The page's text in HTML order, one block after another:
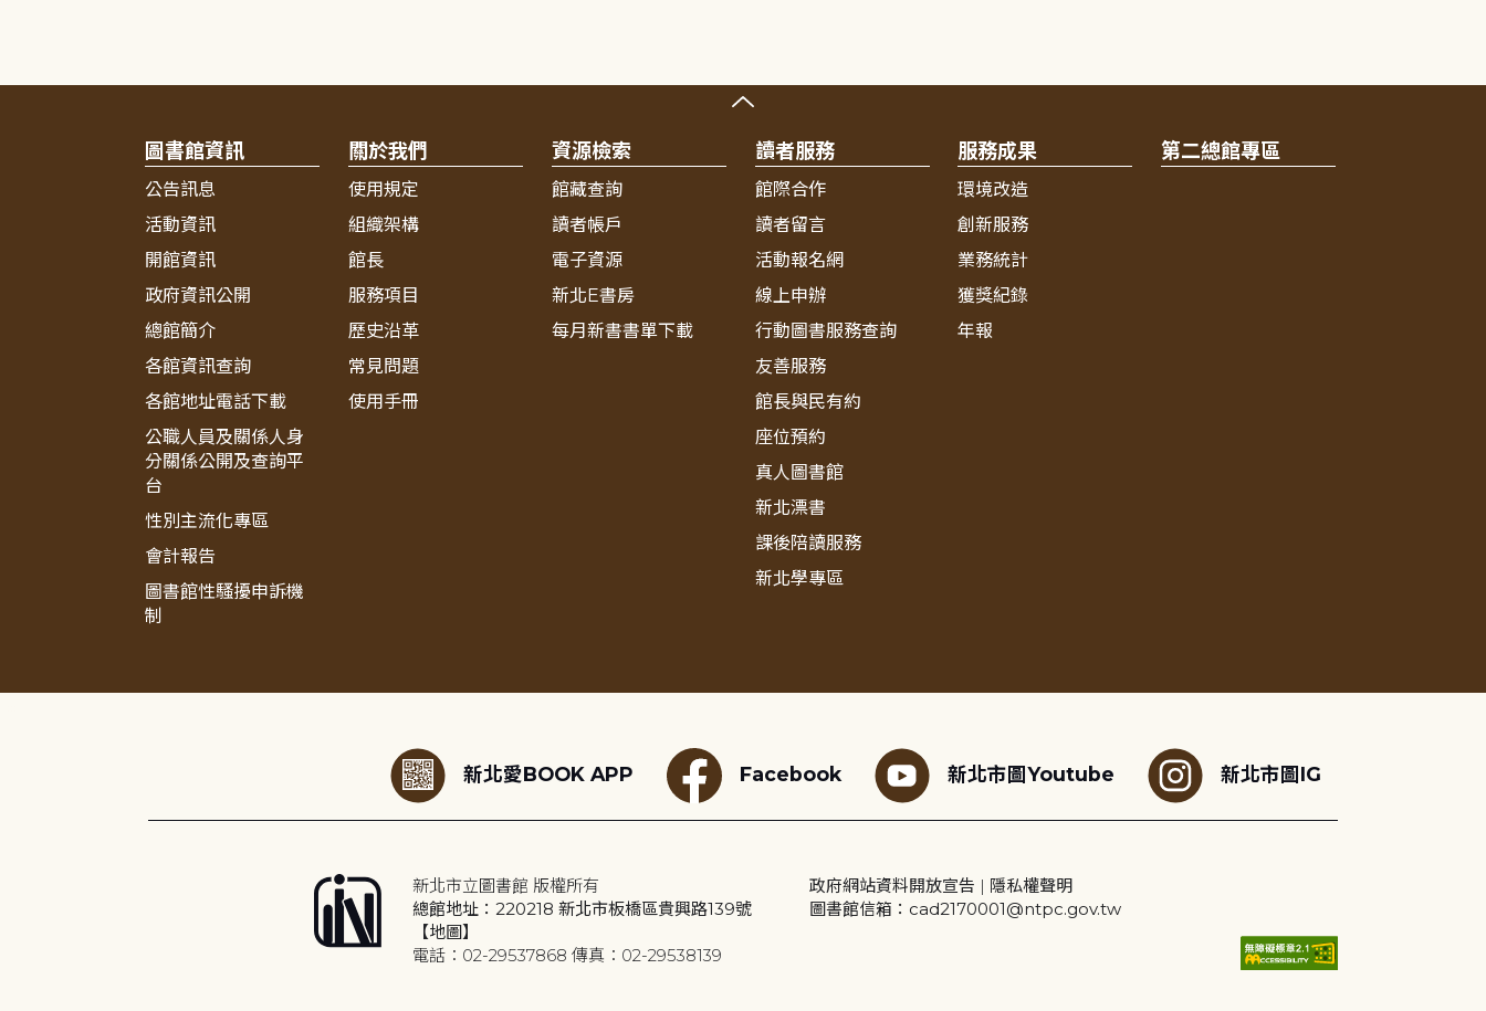
圖書館資訊
公告訊息
活動資訊
開館資訊
政府資訊公開
總館簡介
各館資訊查詢
各館地址電話下載
公職人員及關係人身
分關係公開及查詢平
台
性別主流化專區
會計報告
圖書館性騷擾申訴機
制
關於我們
使用規定
組織架構
館長
服務項目
歷史沿革
常見問題
使用手冊
資源檢索
館藏查詢
讀者帳戶
電子資源
新北E書房
每月新書書單下載
讀者服務
館際合作
讀者留言
活動報名網
線上申辦
行動圖書服務查詢
友善服務
館長與民有約
座位預約
真人圖書館
新北漂書
課後陪讀服務
新北學專區
服務成果
環境改造
創新服務
業務統計
獲獎紀錄
年報
第二總館專區
新北愛BOOK APP Facebook 新北市圖Youtube 新北市圖IG
新北市立圖書館 版權所有
總館地址：220218 新北市板橋區貴興路139號
【地圖】
電話：02-29537868 傳真：02-29538139
政府網站資料開放宣告 | 隱私權聲明
圖書館信箱：cad2170001@ntpc.gov.tw